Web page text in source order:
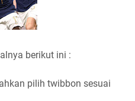
berikut ini :
pilih twibbon sesuai